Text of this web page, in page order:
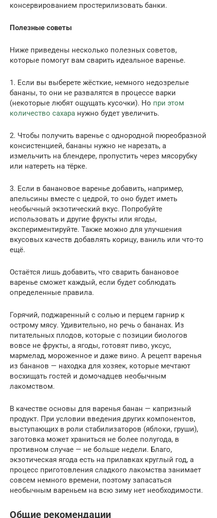
консервированием простерилизовать банки.
Полезные советы
Ниже приведены несколько полезных советов,
которые помогут вам сварить идеальное варенье.
1. Если вы выберете жёсткие, немного недозрелые
бананы, то они не развалятся в процессе варки
(некоторые любят ощущать кусочки). Но при этом
количество сахара нужно будет увеличить.
2. Чтобы получить варенье с однородной пюреобразной
консистенцией, бананы нужно не нарезать, а
измельчить на блендере, пропустить через мясорубку
или натереть на тёрке.
3. Если в банановое варенье добавить, например,
апельсины вместе с цедрой, то оно будет иметь
необычный экзотический вкус. Попробуйте
использовать и другие фрукты или ягоды,
экспериментируйте. Также можно для улучшения
вкусовых качеств добавлять корицу, ваниль или что-то
ещё.
Остаётся лишь добавить, что сварить банановое
варенье сможет каждый, если будет соблюдать
определенные правила.
Горячий, поджаренный с солью и перцем гарнир к
острому мясу. Удивительно, но речь о бананах. Из
питательных плодов, которые с позиции биологов
вовсе не фрукты, а ягоды, готовят пиво, уксус,
мармелад, мороженное и даже вино. А рецепт варенья
из бананов — находка для хозяек, которые мечтают
восхищать гостей и домочадцев необычным
лакомством.
В качестве основы для варенья банан — капризный
продукт. При условии введения других компонентов,
выступающих в роли стабилизаторов (яблоки, груши),
заготовка может храниться не более полугода, в
противном случае — не больше недели. Благо,
экзотическая ягода есть на прилавках круглый год, а
процесс приготовления сладкого лакомства занимает
совсем немного времени, поэтому запасаться
необычным вареньем на всю зиму нет необходимости.
Общие рекомендации